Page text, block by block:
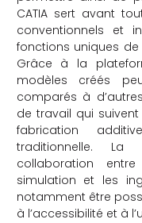
CATIA sert avant
conventionnels et
fonctions uniques
Grâce à la
modèles créés
comparés à
de travail qui
fabrication
traditionnelle.
collaboration
simulation et les
notamment être
à l’accessibilité et à